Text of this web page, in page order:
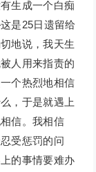
生成一个白痴
是25日遗留给
地说，我天生
人用来指责的
个热烈地相信
，于是就遇上
信。我相信
受惩罚的问
的事情要难办